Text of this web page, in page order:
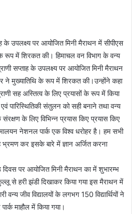
के उपलक्ष्य पर आयोजित मिनी मैराथन में सीपीएस
रूप में शिरकत की। हिमाचल वन विभाग के वन्य
सप्ताह के उपलक्ष्य पर आयोजित मिनी मैराथन
ने मुख्यातिथि के रूप में शिरकत की।उन्होंने कहा
सह अस्तित्व के लिए प्रयासों के रूप में किया
एवं पारिस्थितिकी संतुलन को सही बनाने तथा वन्य
के लिए विभिन्न प्रयास किए प्रयास किए
नेशनल पार्क एक विश्व धरोहर है। हम सभी
भ्रमण कर इसके बारे में ज्ञान अर्जित करना
पर आयोजित मिनी मैराथन का में शुभारम्भ
कुल्लू से हरी झंडी दिखाकर किया गया इस मैराथन में
जीव विद्यालयों के लगभग 150 विद्यार्थियों ने
माहौल में किया गया।